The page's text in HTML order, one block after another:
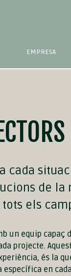
EMPRESA
cada
de la
els
un equip capaç
projecte.
és la
específica en